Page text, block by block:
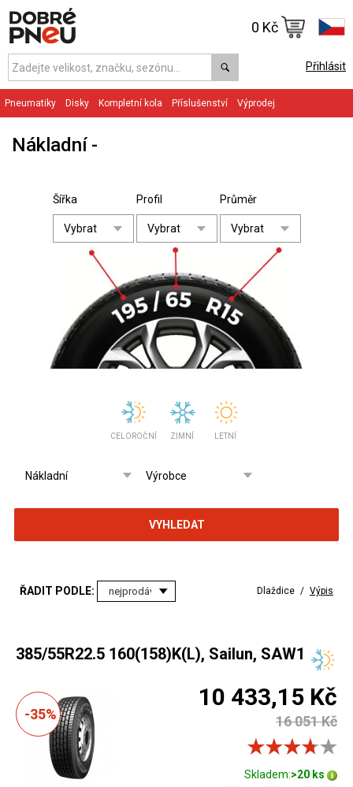
Přihlásit
0 Kč
Pneumatiky Disky Kompletní kola Příslušenství Výprodej
Nákladní
Šířka Profil Průměr
CELOROČNÍ ZIMNÍ LETNÍ
VYHLEDAT
ŘADIT PODLE: Dlaždice / Výpis
385/55R22.5 160(158)K(L), Sailun, SAW1
-35%
10 433,15 Kč
16 051 Kč
Skladem:>20 ks